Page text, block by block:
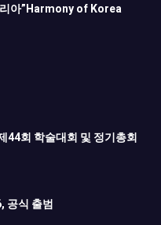
아”Harmony of Korea
44회 학술대회 및 정기총회
공식 출범